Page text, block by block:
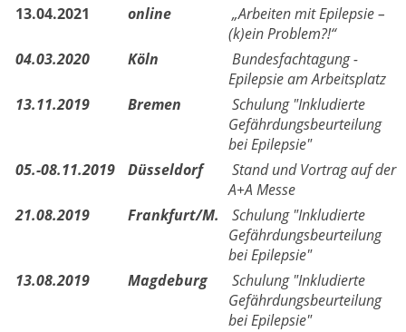
13.04.2021
online
„Arbeiten mit Epilepsie –
(k)ein Problem?!“
04.03.2020
Köln
Bundesfachtagung -
Epilepsie am Arbeitsplatz
13.11.2019
Bremen
Schulung "Inkludierte
Gefährdungsbeurteilung
bei Epilepsie"
05.-08.11.2019
Düsseldorf
Stand und Vortrag auf der
A+A Messe
21.08.2019
Frankfurt/M.
Schulung "Inkludierte
Gefährdungsbeurteilung
bei Epilepsie"
13.08.2019
Magdeburg
Schulung "Inkludierte
Gefährdungsbeurteilung
bei Epilepsie"